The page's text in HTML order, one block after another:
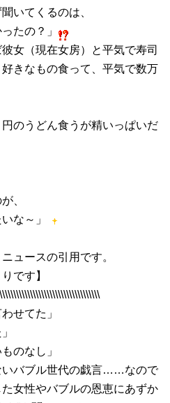
いてくるのは、
たの？」
女（現在女房）と平気で寿司
きなもの食って、平気で数万
円のうどん食うが精いっぱいだ
、
な～」
ュースの引用です。
です】
せてた」
のなし」
いバブル世代の戯言……なので
女性やバブルの恩恵にあずか